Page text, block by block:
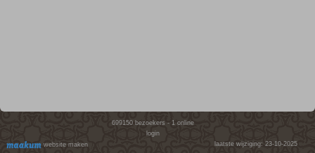
website maken
699150 bezoekers - 1 online
login
laatste wijziging: 23-10-2025